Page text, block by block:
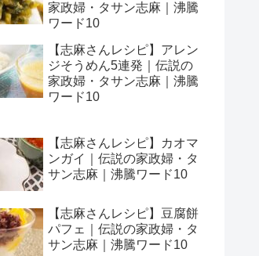
家政婦・タサン志麻｜沸騰
ワード10
【志麻さんレシピ】アレン
ジそうめん5連発｜伝説の
家政婦・タサン志麻｜沸騰
ワード10
【志麻さんレシピ】カオマ
ンガイ｜伝説の家政婦・タ
サン志麻｜沸騰ワード10
【志麻さんレシピ】豆腐餅
パフェ｜伝説の家政婦・タ
サン志麻｜沸騰ワード10